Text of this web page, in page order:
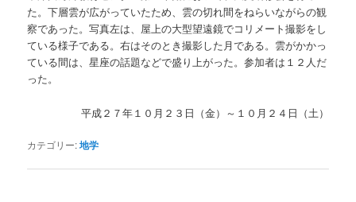
た。下層雲が広がっていたため、雲の切れ間をねらいながらの観
察であった。写真左は、屋上の大型望遠鏡でコリメート撮影をし
ている様子である。右はそのとき撮影した月である。雲がかかっ
ている間は、星座の話題などで盛り上がった。参加者は１２人だ
った。
平成２７年１０月２３日（金）～１０月２４日（土）
カテゴリー:地学